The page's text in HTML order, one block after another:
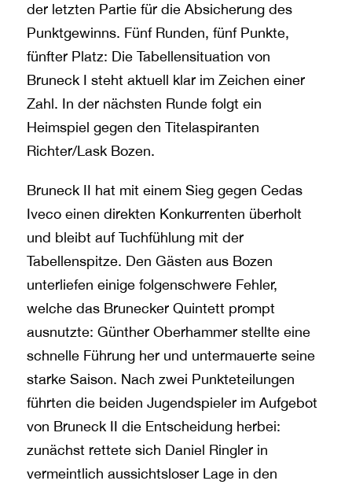
der letzten Partie für die Absicherung des
Punktgewinns. Fünf Runden, fünf Punkte,
fünfter Platz: Die Tabellensituation von
Bruneck I steht aktuell klar im Zeichen einer
Zahl. In der nächsten Runde folgt ein
Heimspiel gegen den Titelaspiranten
Richter/Lask Bozen.
Bruneck II hat mit einem Sieg gegen Cedas
Iveco einen direkten Konkurrenten überholt
und bleibt auf Tuchfühlung mit der
Tabellenspitze. Den Gästen aus Bozen
unterliefen einige folgenschwere Fehler,
welche das Brunecker Quintett prompt
ausnutzte: Günther Oberhammer stellte eine
schnelle Führung her und untermauerte seine
starke Saison. Nach zwei Punkteteilungen
führten die beiden Jugendspieler im Aufgebot
von Bruneck II die Entscheidung herbei:
zunächst rettete sich Daniel Ringler in
vermeintlich aussichtsloser Lage in den